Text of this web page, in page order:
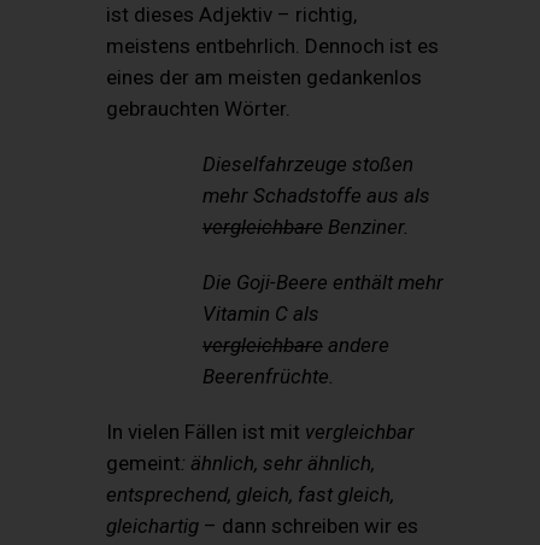
ist dieses Adjektiv – richtig,
meistens entbehrlich. Dennoch ist es
eines der am meisten gedankenlos
gebrauchten Wörter.
Dieselfahrzeuge stoßen
mehr Schadstoffe aus als
vergleichbare Benziner.
Die Goji-Beere enthält mehr
Vitamin C als
vergleichbare andere
Beerenfrüchte.
In vielen Fällen ist mit vergleichbar
gemeint: ähnlich, sehr ähnlich,
entsprechend, gleich, fast gleich,
gleichartig – dann schreiben wir es